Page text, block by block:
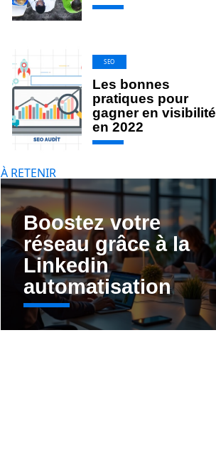
SEO
Les bonnes
pratiques pour
gagner en visibilité
en 2022
À RETENIR
Boostez votre
réseau grâce à la
Linkedin
automatisation